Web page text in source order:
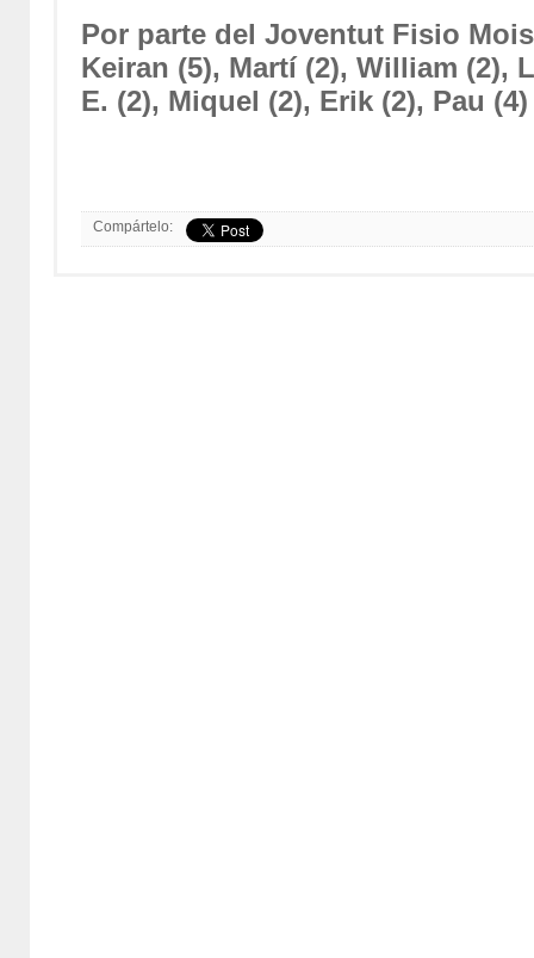
Por parte del Joventut Fisio
Keiran (5), Martí (2), William (2),
E. (2), Miquel (2), Erik (2), Pau
Compártelo: